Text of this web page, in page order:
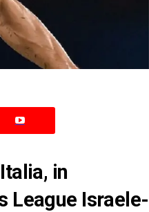
in
League Israele-